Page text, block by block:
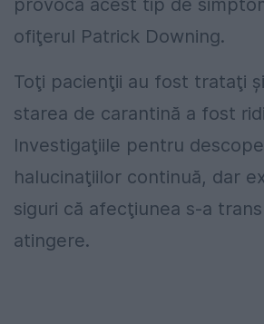
provoca acest tip de
ofiţerul Patrick Downing.
Toţi pacienţii au fost trataţi
starea de carantină a fost
Investigaţiile pentru
halucinaţiilor continuă, dar
siguri că afecţiunea s-a
atingere.